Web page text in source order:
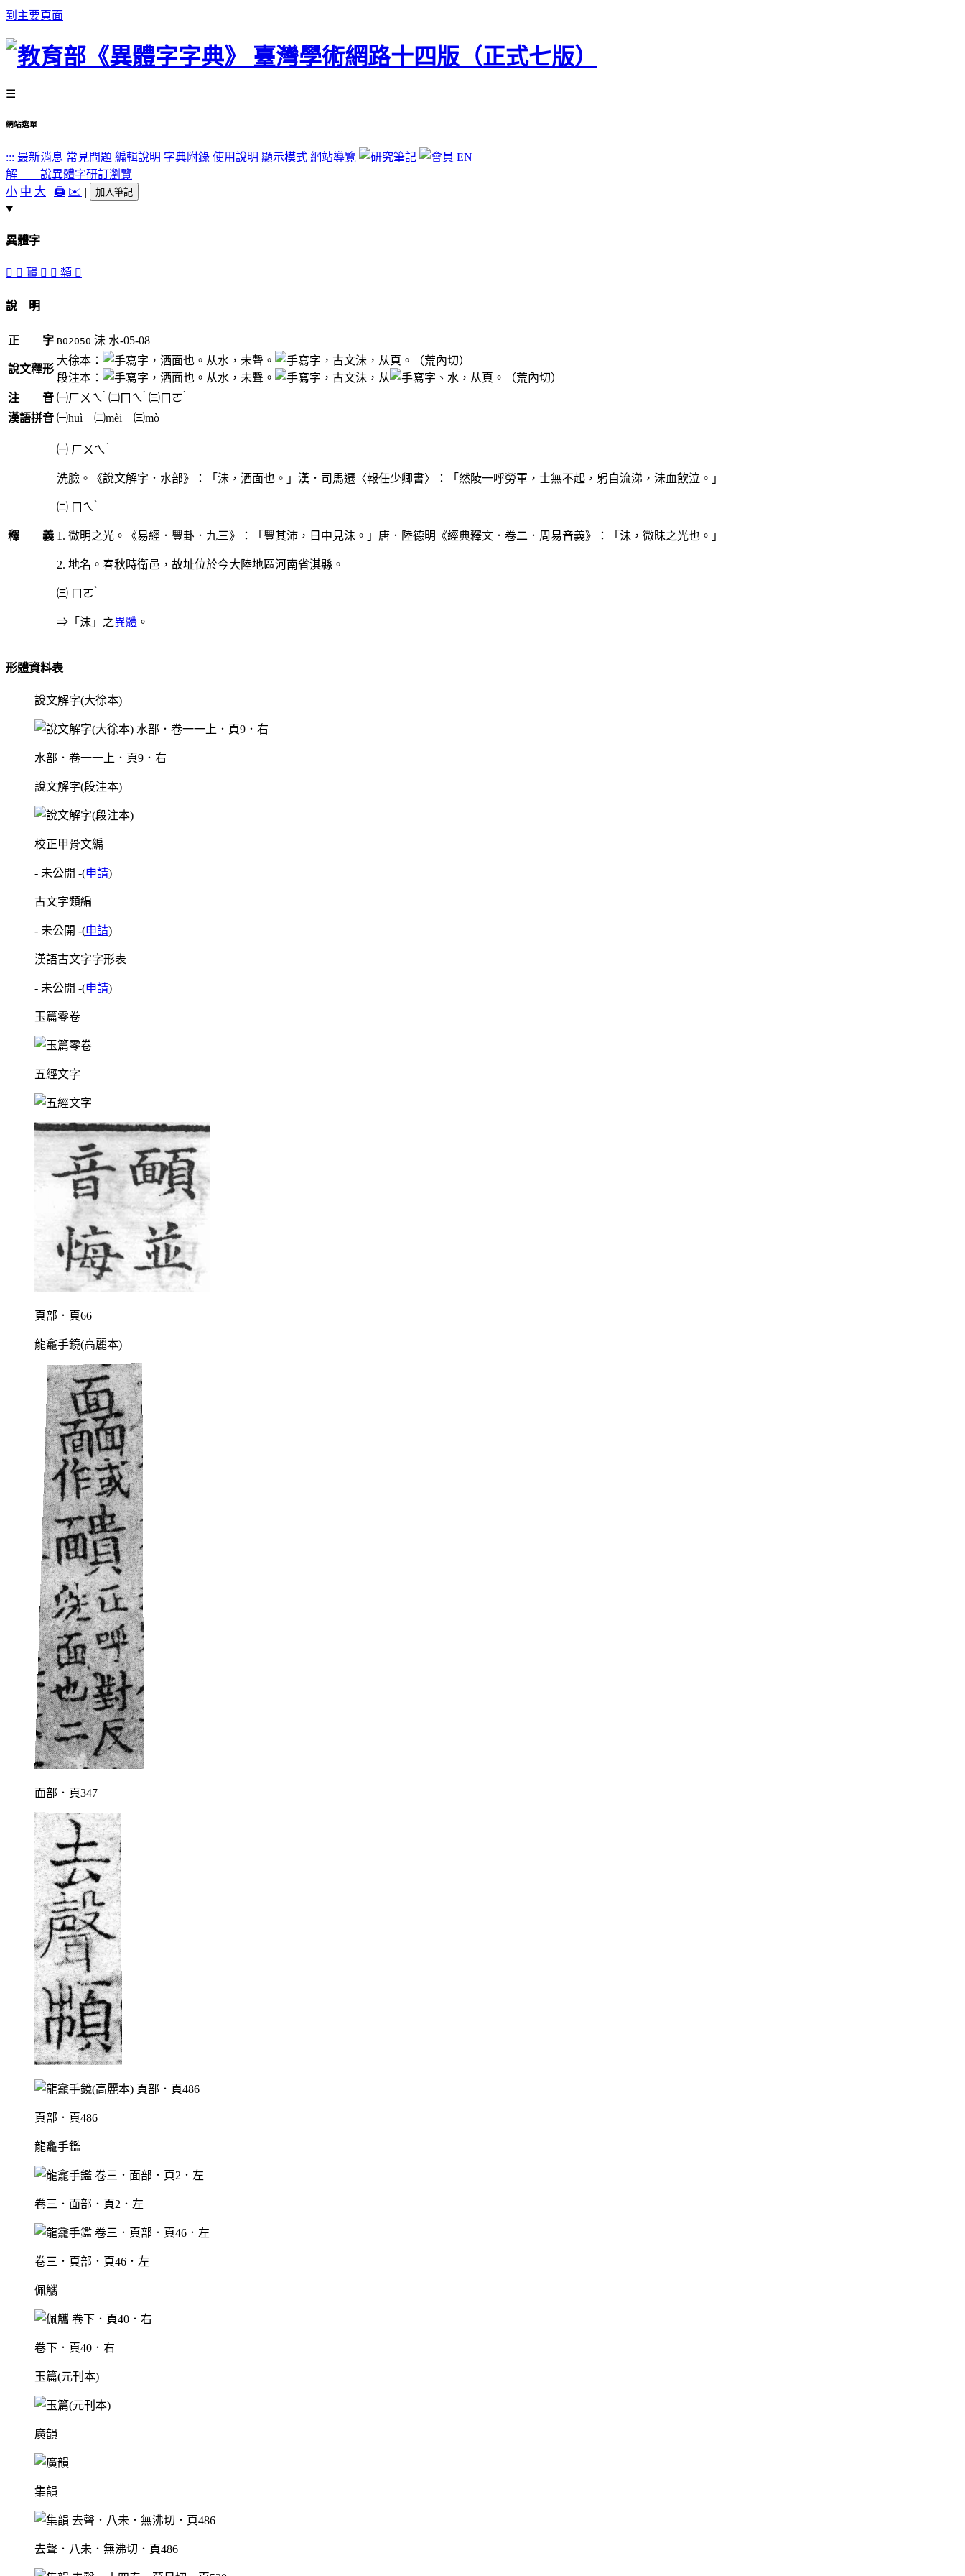
到主要頁面
☰
網站選單
::: 最新消息 常見問題 編輯說明 字典附錄 使用說明 顯示模式 網站導覽
EN
解 說異體字研訂瀏覽
小 中 大 | 🖨️ ✉️ | 加入筆記
異體字
𧗏 󷶢 靧 𩉖 𩒌 頮 𩔁
說 明
正 字 B02050 沬 水-05-08
說文釋形
大徐本： ，洒面也。从水，未聲。
，古文沬，从頁。（荒內切）
段注本：
，洒面也。从水，未聲。 ，古文沬，从
、水，从頁。（荒內切）
注 音 ㈠ㄏㄨㄟ ˋ ㈡ㄇㄟ ˋ ㈢ㄇㄛˋ
漢語拼音 ㈠huì ㈡mèi ㈢mò
釋 義
㈠ ㄏㄨㄟ ˋ
洗臉。《說文解字．水部》：「沬，洒面也。」漢．司馬遷〈報任少卿書〉：「然陵一呼勞軍，士無不起，躬自流涕，沬血飲泣。」
㈡ ㄇㄟ ˋ
1. 微明之光。《易經．豐卦．九三》：「豐其沛，日中見沬。」唐．陸德明《經典釋文．卷二．周易音義》：「沬，微昧之光也。」
2. 地名。春秋時衛邑，故址位於今大陸地區河南省淇縣。
㈢ ㄇㄛˋ
⇒「沫」之異體 。
形體資料表
說文解字(大徐本)
水部．卷一一上．頁9．右
說文解字(段注本)
校正甲骨文編
- 未公開 -(申請)
古文字類編
- 未公開 -(申請)
漢語古文字字形表
- 未公開 -(申請)
玉篇零卷
五經文字
頁部．頁66
龍龕手鏡(高麗本)
面部．頁347
頁部．頁486
龍龕手鑑
卷三．面部．頁2．左
卷三．頁部．頁46．左
佩觿
卷下．頁40．右
玉篇(元刊本)
廣韻
集韻
去聲．八未．無沸切．頁486